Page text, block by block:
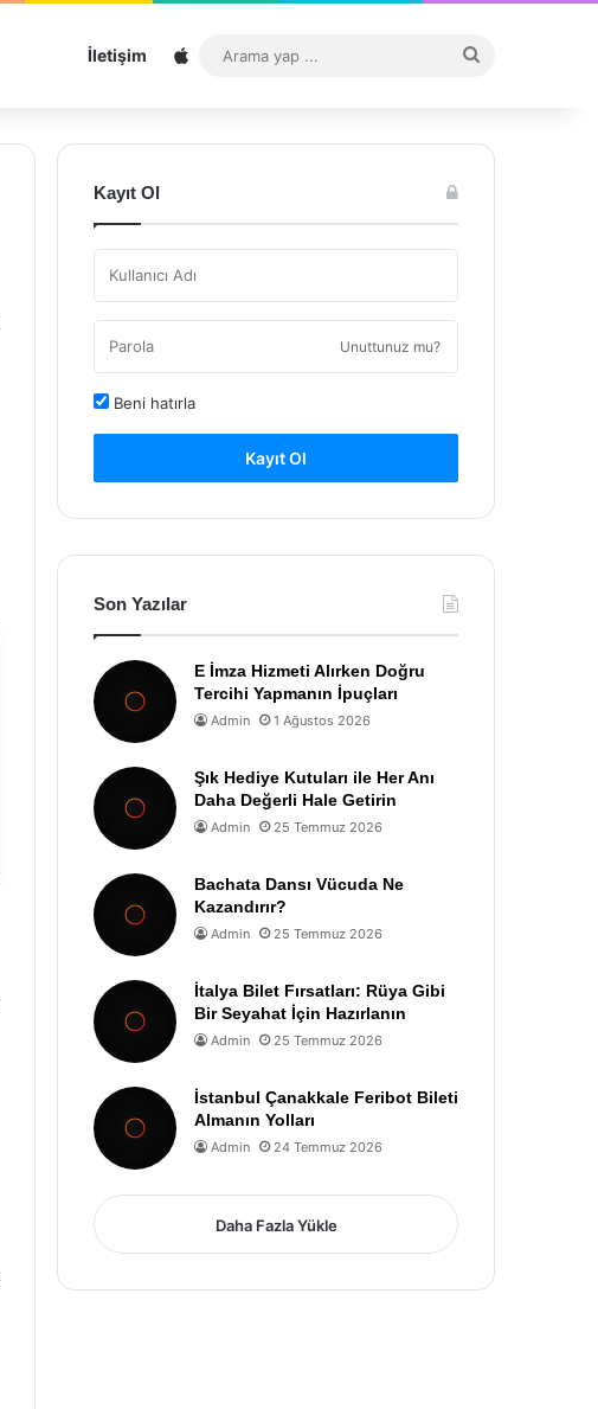
İletişim Sitemap
...
Kayıt Ol
Unuttunuz mu?
Beni hatırla
Kayıt Ol
Son Yazılar
E İmza Hizmeti Alırken Doğru
Tercihi Yapmanın İpuçları
Admin 1 Ağustos 2026
Şık Hediye Kutuları ile Her Anı
Daha Değerli Hale Getirin
Admin 25 Temmuz 2026
Bachata Dansı Vücuda Ne
Kazandırır?
Admin 25 Temmuz 2026
İtalya Bilet Fırsatları: Rüya Gibi
Bir Seyahat İçin Hazırlanın
Admin 25 Temmuz 2026
İstanbul Çanakkale Feribot Bileti
Almanın Yolları
Admin 24 Temmuz 2026
Daha Fazla Yükle